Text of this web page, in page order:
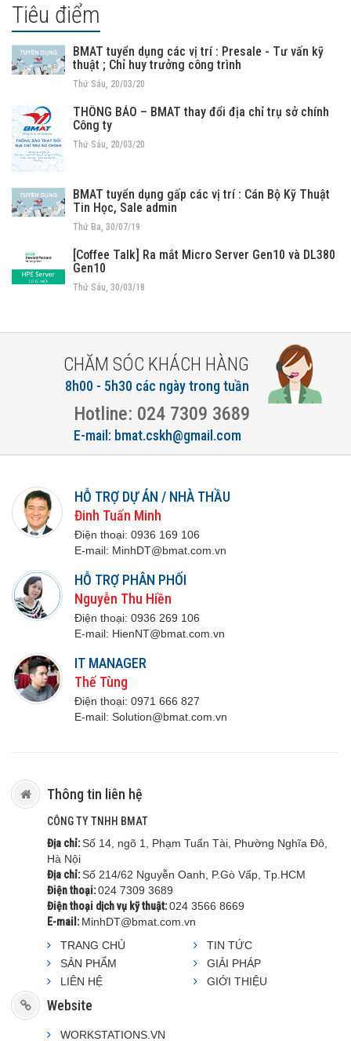
Tiêu điểm
BMAT tuyển dụng các vị trí : Presale - Tư vấn kỹ
thuật ; Chỉ huy trưởng công trình
Thứ Sáu, 20/03/20
THÔNG BÁO – BMAT thay đổi địa chỉ trụ sở chính
Công ty
Thứ Sáu, 20/03/20
BMAT tuyển dụng gấp các vị trí : Cán Bộ Kỹ Thuật
Tin Học, Sale admin
Thứ Ba, 30/07/19
[Coffee Talk] Ra mắt Micro Server Gen10 và DL380
Gen10
Thứ Sáu, 30/03/18
CHĂM SÓC KHÁCH HÀNG
8h00 - 5h30 các ngày trong tuần
Hotline: 024 7309 3689
E-mail: bmat.cskh@gmail.com
HỖ TRỢ DỰ ÁN / NHÀ THẦU
Đinh Tuấn Minh
Điện thoại: 0936 169 106
E-mail: MinhDT@bmat.com.vn
HỖ TRỢ PHÂN PHỐI
Nguyễn Thu Hiền
Điện thoại: 0936 269 106
E-mail: HienNT@bmat.com.vn
IT MANAGER
Thế Tùng
Điện thoại: 0971 666 827
E-mail: Solution@bmat.com.vn
Thông tin liên hệ
CÔNG TY TNHH BMAT
Địa chỉ:Số 14, ngõ 1, Phạm Tuấn Tài, Phường Nghĩa Đô,
Hà Nội
Địa chỉ:Số 214/62 Nguyễn Oanh, P.Gò Vấp, Tp.HCM
Điện thoại:024 7309 3689
Điện thoại dịch vụ kỹ thuật:024 3566 8669
E-mail: MinhDT@bmat.com.vn
TRANG CHỦ
TIN TỨC
SẢN PHẨM
GIẢI PHÁP
LIÊN HỆ
GIỚI THIỆU
Website
WORKSTATIONS.VN